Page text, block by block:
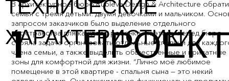
ЖК
В архитектурное бюро Rubleva Design & Architecture
семья с тремя детьми: двумя девочками и мальчиком.
запросом заказчиков было выделение отдельного
пространства для каждого ребенка, поэтому перед бюро
стояла задача организовать отдельные спальни для
члена семьи, а также выделить общественные и приватные
зоны для комфортной для жизни. “Лично моё любимое
помещение в этой квартире - спальня сына — это некий
1
ТЕХНИЧЕСКИЕ
ХАРАКТЕРИСТИКИ